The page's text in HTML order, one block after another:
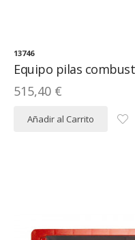
13746
Equipo pilas
515,40 €
Añadir al Carrito